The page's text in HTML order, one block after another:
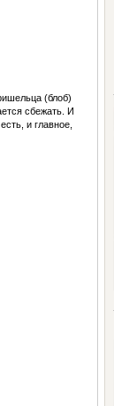
(блоб)
сбежать. И
и главное,